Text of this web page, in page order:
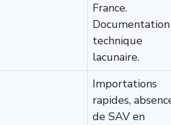
France.
Documentation
technique
lacunaire.
Importations
rapides,
de SAV en